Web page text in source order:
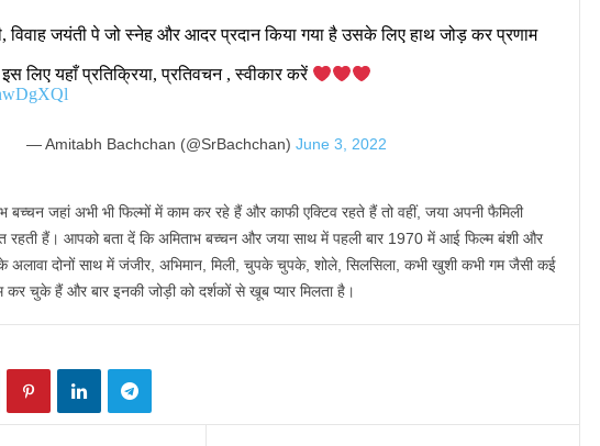
विवाह जयंती पे जो स्नेह और आदर प्रदान किया गया है उसके लिए हाथ जोड़ कर प्रणाम
लिए यहाँ प्रतिक्रिया, प्रतिवचन , स्वीकार करें
— Amitabh Bachchan (@SrBachchan) June 3, 2022
बच्चन जहां अभी भी फिल्मों में काम कर रहे हैं और काफी एक्टिव रहते हैं तो वहीं, जया अपनी फैमिली
रहती हैं। आपको बता दें कि अमिताभ बच्चन और जया साथ में पहली बार 1970 में आई फिल्म बंशी और
दोनों साथ में जंजीर, अभिमान, मिली, चुपके चुपके, शोले, सिलसिला, कभी खुशी कभी गम जैसी कई
कर चुके हैं और बार इनकी जोड़ी को दर्शकों से खूब प्यार मिलता है।